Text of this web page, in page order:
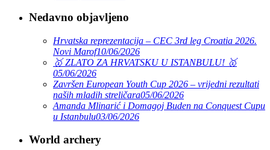
Nedavno objavljeno
Hrvatska reprezentacija – CEC 3rd leg Croatia 2026.
Novi Marof10/06/2026
🥇 ZLATO ZA HRVATSKU U ISTANBULU! 🥇
05/06/2026
Završen European Youth Cup 2026 – vrijedni rezultati
naših mladih streličara05/06/2026
Amanda Mlinarić i Domagoj Buden na Conquest Cupu
u Istanbulu03/06/2026
World archery